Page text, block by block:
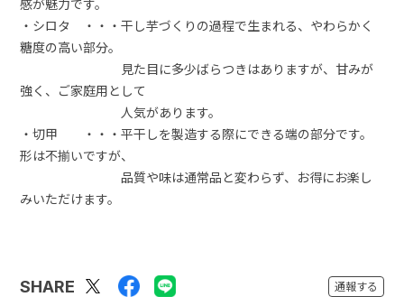
感が魅力です。
・シロタ ・・・干し芋づくりの過程で生まれる、やわらかく
糖度の高い部分。
見た目に多少ばらつきはありますが、甘みが
強く、ご家庭用として
人気があります。
・切甲 ・・・平干しを製造する際にできる端の部分です。
形は不揃いですが、
品質や味は通常品と変わらず、お得にお楽し
みいただけます。
SHARE 通報する